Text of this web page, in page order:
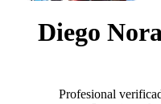
Diego
Profesional